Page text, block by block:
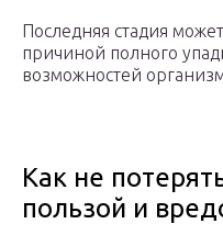
Последняя стадия
причиной полного
возможностей
Как не
пользой и